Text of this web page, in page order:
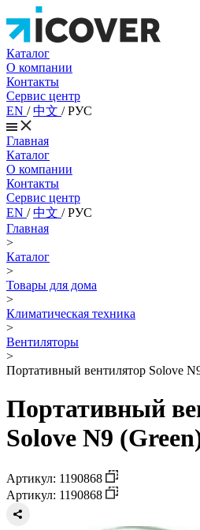
Каталог
О компании
Контакты
Сервис центр
EN /中文 /РУС
Главная
Каталог
О компании
Контакты
Сервис центр
EN /中文 /РУС
Главная
>
Каталог
>
Товары для дома
>
Климатическая техника
>
Вентиляторы
>
Портативный вентилятор Solove
Портативный
Solove N9
Артикул: 1190868
Артикул: 1190868